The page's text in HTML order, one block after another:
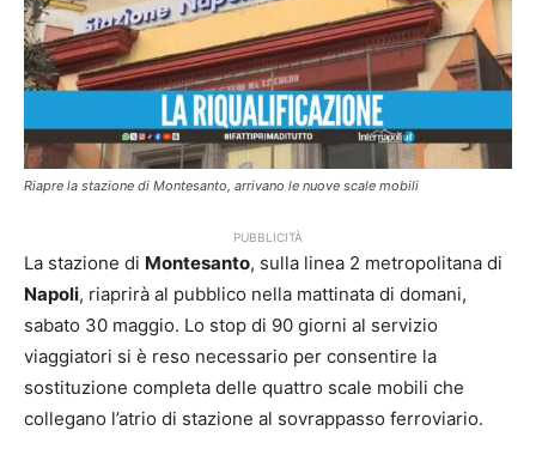
Riapre la stazione di Montesanto, arrivano le nuove scale mobili
PUBBLICITÀ
La stazione di Montesanto, sulla linea 2 metropolitana di
Napoli, riaprirà al pubblico nella mattinata di domani,
sabato 30 maggio. Lo stop di 90 giorni al servizio
viaggiatori si è reso necessario per consentire la
sostituzione completa delle quattro scale mobili che
collegano l’atrio di stazione al sovrappasso ferroviario.